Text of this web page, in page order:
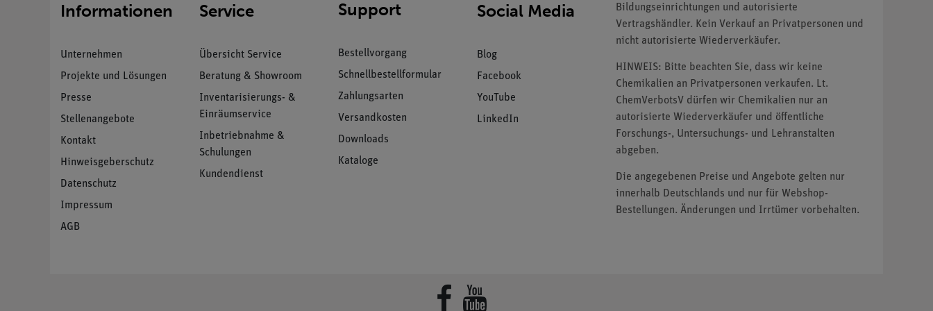
Informationen
Unternehmen
Projekte und Lösungen
Presse
Stellenangebote
Kontakt
Hinweisgeberschutz
Datenschutz
Impressum
AGB
Service
Übersicht Service
Beratung & Showroom
Inventarisierungs- &
Einräumservice
Inbetriebnahme &
Schulungen
Kundendienst
Support
Bestellvorgang
Schnellbestellformular
Zahlungsarten
Versandkosten
Downloads
Kataloge
Social Media
Blog
Facebook
YouTube
LinkedIn
Bildungseinrichtungen und autorisierte
Vertragshändler. Kein Verkauf an Privatpersonen und
nicht autorisierte Wiederverkäufer.
HINWEIS: Bitte beachten Sie, dass wir keine
Chemikalien an Privatpersonen verkaufen. Lt.
ChemVerbotsV dürfen wir Chemikalien nur an
autorisierte Wiederverkäufer und öffentliche
Forschungs-, Untersuchungs- und Lehranstalten
abgeben.
Die angegebenen Preise und Angebote gelten nur
innerhalb Deutschlands und nur für Webshop-
Bestellungen. Änderungen und Irrtümer vorbehalten.